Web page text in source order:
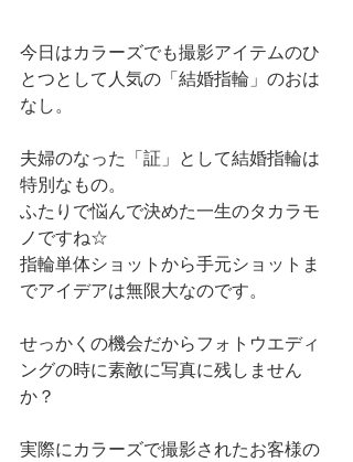
今日はカラーズでも撮影アイテムのひ
とつとして人気の「結婚指輪」のおは
なし。
夫婦のなった「証」として結婚指輪は
特別なもの。
ふたりで悩んで決めた一生のタカラモ
ノですね☆
指輪単体ショットから手元ショットま
でアイデアは無限大なのです。
せっかくの機会だからフォトウエディ
ングの時に素敵に写真に残しません
か？
実際にカラーズで撮影されたお客様の